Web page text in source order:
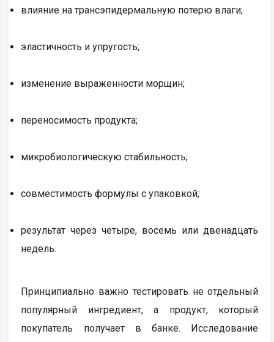
влияние на трансэпидермальную потерю влаги;
эластичность и упругость;
изменение выраженности морщин;
переносимость продукта;
микробиологическую стабильность;
совместимость формулы с упаковкой;
результат через четыре, восемь или двенадцать
недель.
Принципиально важно тестировать не отдельный
популярный ингредиент, а продукт, который
покупатель получает в банке. Исследование